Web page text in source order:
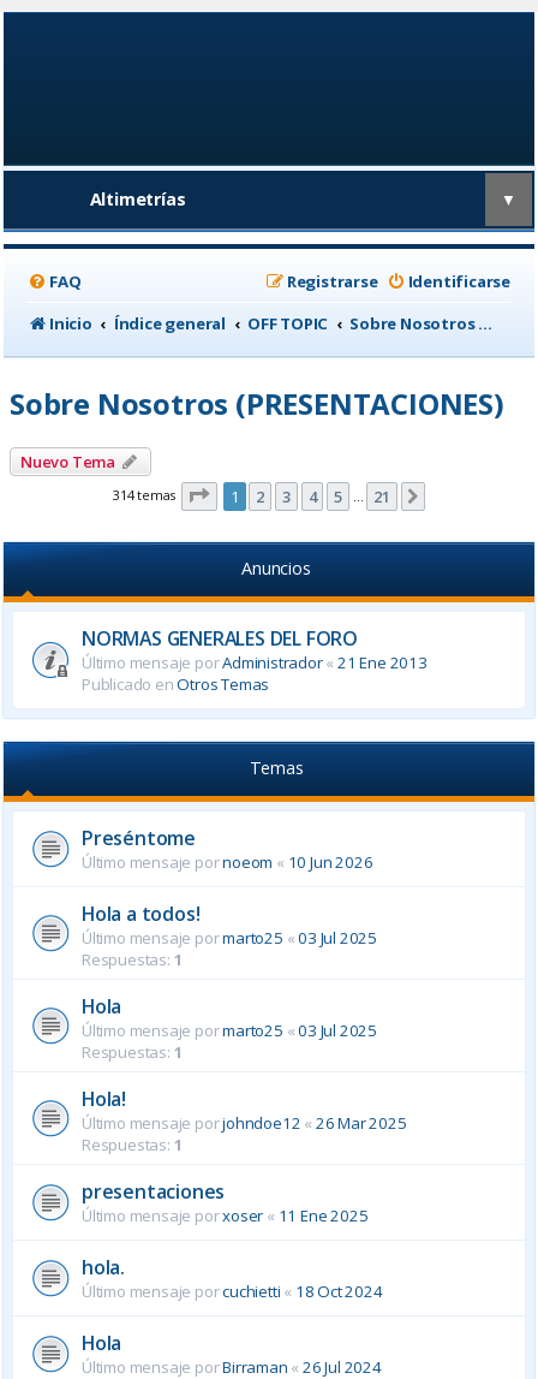
Altimetrías ▼
FAQ Identificarse
Registrarse
Inicio
Índice general OFF TOPIC Sobre Nosotros (PRESENTACIONES)
Sobre Nosotros (PRESENTACIONES)
Nuevo Tema
314 temas Página de 21
1 2 3 4 5 … 21
Anuncios
NORMAS GENERALES DEL FORO
Último mensaje porAdministrador«21 Ene 2013
Publicado enOtros Temas
Temas
Preséntome
Último mensaje pornoeom « 10 Jun 2026
Hola a todos!
Último mensaje pormarto25 «03 Jul 2025
Respuestas: 1
Hola
Último mensaje pormarto25 «03 Jul 2025
Respuestas: 1
Hola!
Último mensaje porjohndoe12 « 26 Mar 2025
Respuestas: 1
presentaciones
Último mensaje porxoser « 11 Ene 2025
hola.
Último mensaje porcuchietti « 18 Oct 2024
Hola
Último mensaje porBirraman «26 Jul 2024